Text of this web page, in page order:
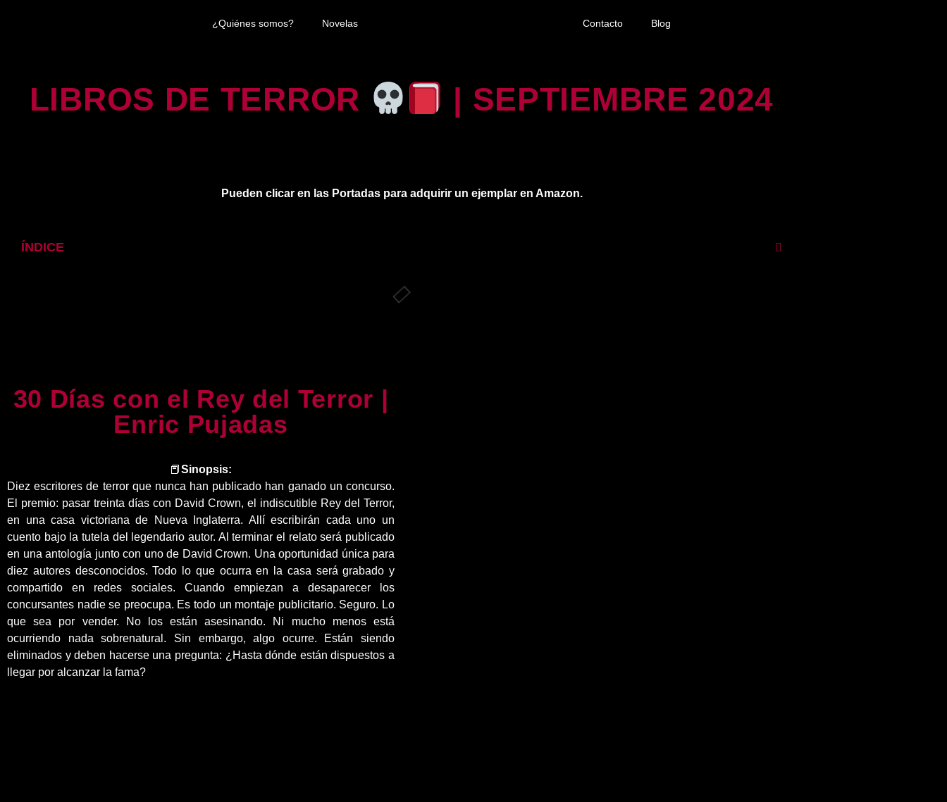
¿Quiénes somos? Novelas Contacto Blog
LIBROS DE TERROR | SEPTIEMBRE 2024
Pueden clicar en las Portadas para adquirir un ejemplar en Amazon.
ÍNDICE
30 Días con el Rey del Terror |
Enric Pujadas
📕 Sinopsis:
Diez escritores de terror que nunca han publicado han ganado un concurso.
El premio: pasar treinta días con David Crown, el indiscutible Rey del Terror,
en una casa victoriana de Nueva Inglaterra. Allí escribirán cada uno un
cuento bajo la tutela del legendario autor. Al terminar el relato será publicado
en una antología junto con uno de David Crown. Una oportunidad única para
diez autores desconocidos. Todo lo que ocurra en la casa será grabado y
compartido en redes sociales. Cuando empiezan a desaparecer los
concursantes nadie se preocupa. Es todo un montaje publicitario. Seguro. Lo
que sea por vender. No los están asesinando. Ni mucho menos está
ocurriendo nada sobrenatural. Sin embargo, algo ocurre. Están siendo
eliminados y deben hacerse una pregunta: ¿Hasta dónde están dispuestos a
llegar por alcanzar la fama?